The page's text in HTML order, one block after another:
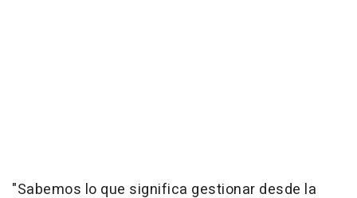
"Sabemos lo que significa gestionar desde la